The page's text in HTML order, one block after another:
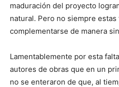
maduración del proyecto
natural. Pero no siempre
complementarse de manera
Lamentablemente por esta
autores de obras que en un
no se enteraron de que, al